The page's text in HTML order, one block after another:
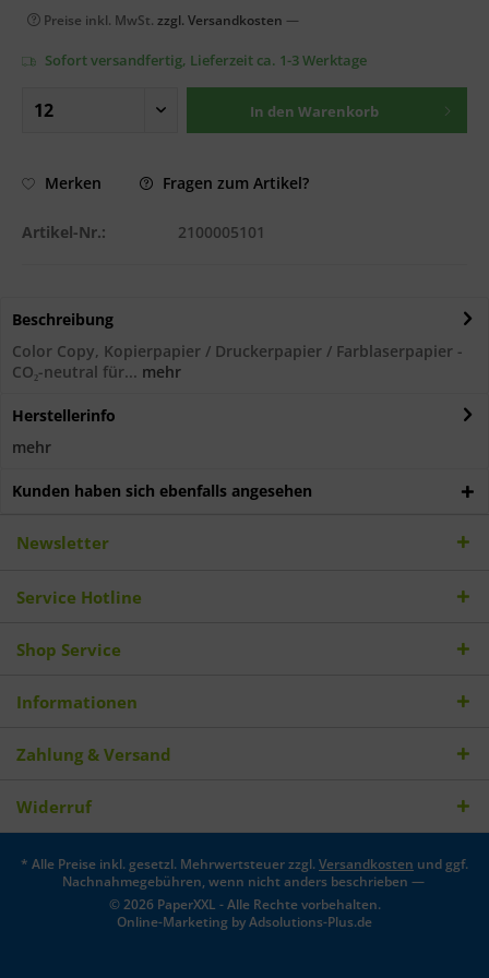
Preise inkl. MwSt. zzgl. Versandkosten —
Sofort versandfertig, Lieferzeit ca. 1-3 Werktage
In den Warenkorb
Merken Fragen zum Artikel?
Artikel-Nr.: 2100005101
Beschreibung
Color Copy, Kopierpapier / Druckerpapier / Farblaserpapier -
CO₂-neutral für... mehr
Herstellerinfo
mehr
Kunden haben sich ebenfalls angesehen
Newsletter
Service Hotline
Shop Service
Informationen
Zahlung & Versand
Widerruf
* Alle Preise inkl. gesetzl. Mehrwertsteuer zzgl.Versandkosten und ggf.
Nachnahmegebühren, wenn nicht anders beschrieben —
© 2026 PaperXXL - Alle Rechte vorbehalten.
Online-Marketing byAdsolutions-Plus.de